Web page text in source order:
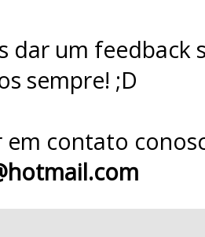
dar um
sempre! ;D
contato